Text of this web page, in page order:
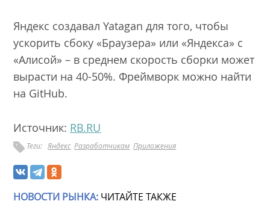
Яндекс создавал Yatagan для того, чтобы
ускорить сбоку «Браузера» или «Яндекса» с
«Алисой» – в среднем скорость сборки может
вырасти на 40-50%. Фреймворк можно найти
на GitHub.
Источник: RB.RU
Теги: Яндекс Разработчикам Приложения
НОВОСТИ РЫНКА: ЧИТАЙТЕ ТАКЖЕ